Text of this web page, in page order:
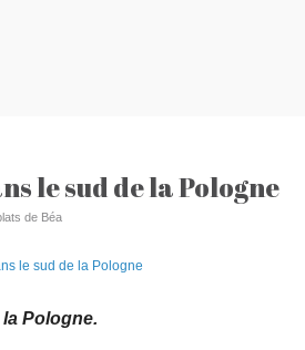
le sud de la Pologne
de Béa
Pologne.